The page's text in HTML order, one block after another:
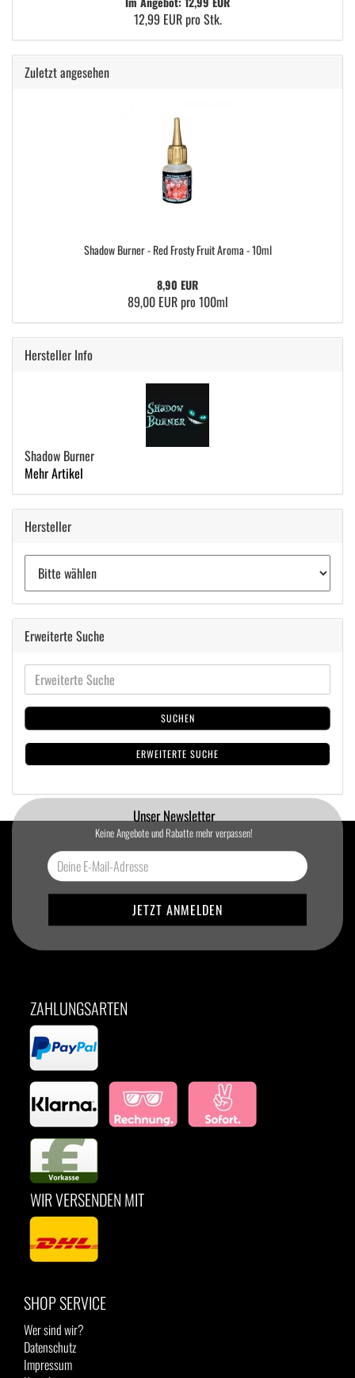
12,99 EUR pro Stk.
Zuletzt angesehen
Shadow Burner - Red Frosty Fruit Aroma - 10ml
8,90 EUR
89,00 EUR pro 100ml
Hersteller Info
Shadow Burner
Mehr Artikel
Hersteller
Erweiterte Suche
SUCHEN
ERWEITERTE SUCHE
Unser Newsletter
Keine Angebote und Rabatte mehr verpassen!
ZAHLUNGSARTEN
WIR VERSENDEN MIT
SHOP SERVICE
Wer sind wir?
Datenschutz
Impressum